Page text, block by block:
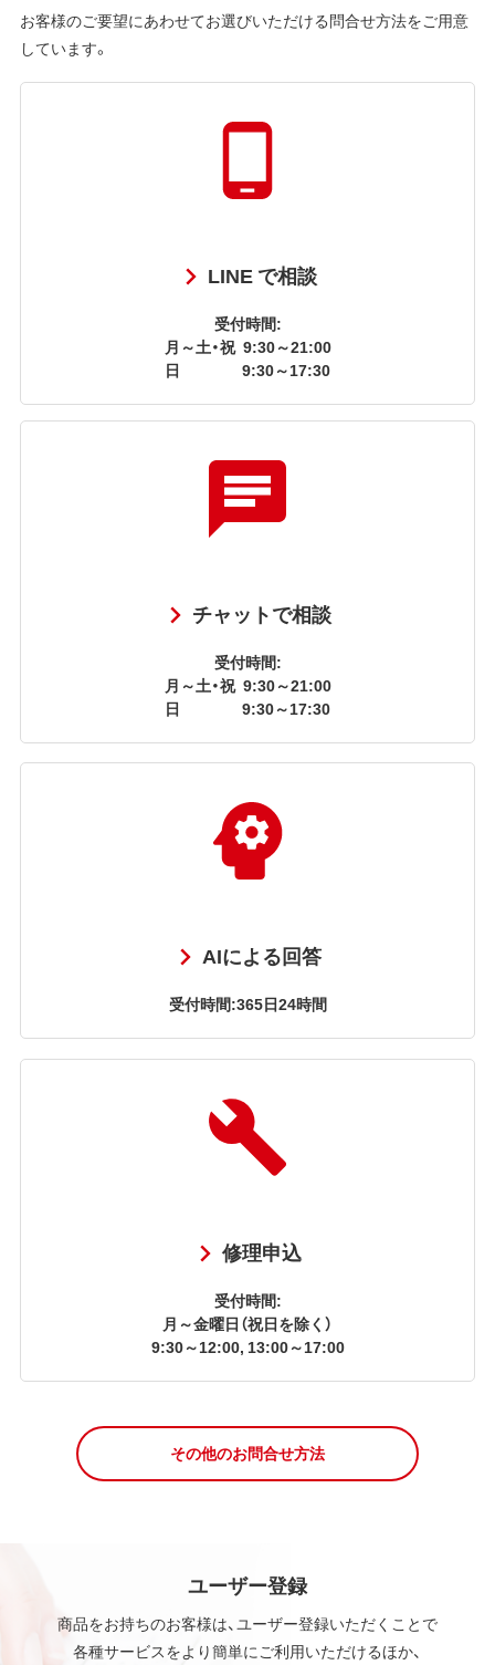
お客様のご要望にあわせてお選びいただける問合せ方法をご用意
しています。
LINE で相談
受付時間:
月～土・祝 9:30～21:00
日
9:30～17:30
チャットで相談
受付時間:
月～土・祝 9:30～21:00
日
9:30～17:30
AIによる回答
受付時間:365日24時間
修理申込
受付時間:
月～金曜日（祝日を除く）
9:30～12:00, 13:00～17:00
その他のお問合せ方法
ユーザー登録
商品をお持ちのお客様は、ユーザー登録いただくことで
各種サービスをより簡単にご利用いただけるほか、